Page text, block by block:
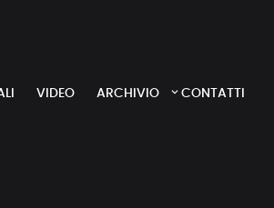
VIDEO ARCHIVIO CONTATTI